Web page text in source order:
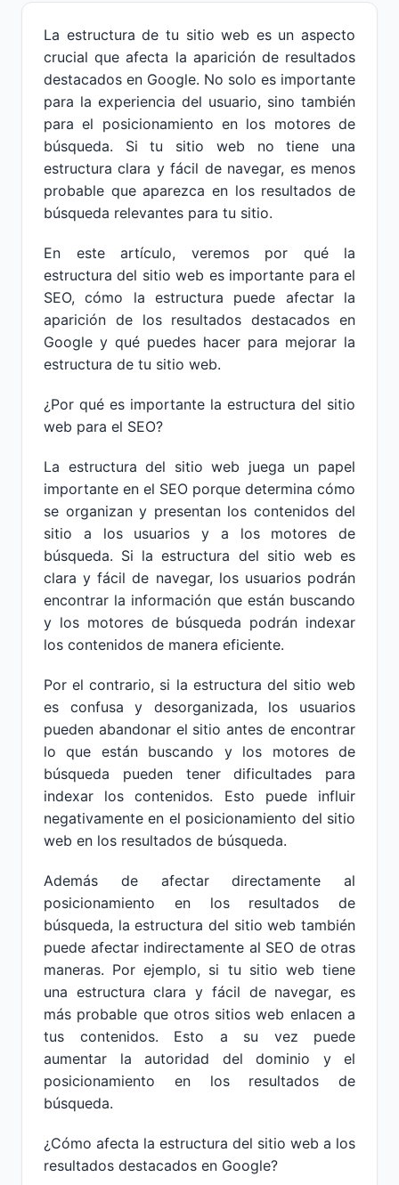
La estructura de tu sitio web es un aspecto
crucial que afecta la aparición de resultados
destacados en Google. No solo es importante
para la experiencia del usuario, sino también
para el posicionamiento en los motores de
búsqueda. Si tu sitio web no tiene una
estructura clara y fácil de navegar, es menos
probable que aparezca en los resultados de
búsqueda relevantes para tu sitio.
En este artículo, veremos por qué la
estructura del sitio web es importante para el
SEO, cómo la estructura puede afectar la
aparición de los resultados destacados en
Google y qué puedes hacer para mejorar la
estructura de tu sitio web.
¿Por qué es importante la estructura del sitio
web para el SEO?
La estructura del sitio web juega un papel
importante en el SEO porque determina cómo
se organizan y presentan los contenidos del
sitio a los usuarios y a los motores de
búsqueda. Si la estructura del sitio web es
clara y fácil de navegar, los usuarios podrán
encontrar la información que están buscando
y los motores de búsqueda podrán indexar
los contenidos de manera eficiente.
Por el contrario, si la estructura del sitio web
es confusa y desorganizada, los usuarios
pueden abandonar el sitio antes de encontrar
lo que están buscando y los motores de
búsqueda pueden tener dificultades para
indexar los contenidos. Esto puede influir
negativamente en el posicionamiento del sitio
web en los resultados de búsqueda.
Además de afectar directamente al
posicionamiento en los resultados de
búsqueda, la estructura del sitio web también
puede afectar indirectamente al SEO de otras
maneras. Por ejemplo, si tu sitio web tiene
una estructura clara y fácil de navegar, es
más probable que otros sitios web enlacen a
tus contenidos. Esto a su vez puede
aumentar la autoridad del dominio y el
posicionamiento en los resultados de
búsqueda.
¿Cómo afecta la estructura del sitio web a los
resultados destacados en Google?